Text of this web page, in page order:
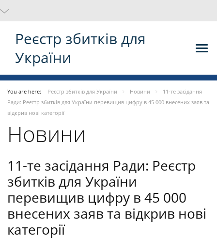
Реєстр збитків для
України
You are here: Реєстр збитків для України Новини
11-те засідання
Ради: Реєстр збитків для України перевищив цифру в 45 000 внесених заяв та
відкрив нові категорії
Новини
11-те засідання Ради: Реєстр
збитків для України
перевищив цифру в 45 000
внесених заяв та відкрив нові
категорії